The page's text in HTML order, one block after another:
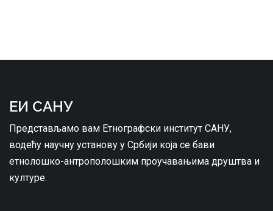
ЕИ САНУ
Представљамо вам Етнографски институт САНУ,
водећу научну установу у Србији која се бави
етнолошко-антрополошким проучавањима друштва и
културе.